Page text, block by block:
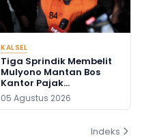
KALSEL
Tiga Sprindik Membelit
Mulyono Mantan Bos
Kantor Pajak
Banjarmasin
05 Agustus 2026
Indeks